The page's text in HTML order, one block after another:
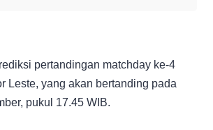
pertandingan matchday ke-4
Leste, yang akan bertanding pada
pukul 17.45 WIB.